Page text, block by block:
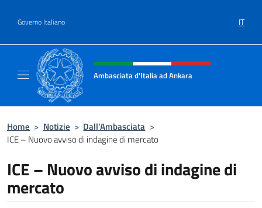
Governo Italiano IT
Intestazione sito, social e menù
Ambasciata d'Italia ad Ankara
Home > Notizie > Dall’Ambasciata >
ICE – Nuovo avviso di indagine di mercato
ICE – Nuovo avviso di indagine di
mercato